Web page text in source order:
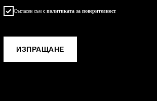
Съгласен съм с политиката за поверителност
ИЗПРАЩАНЕ